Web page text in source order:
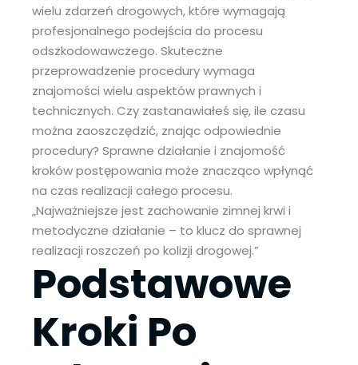
wielu zdarzeń drogowych, które wymagają
profesjonalnego podejścia do procesu
odszkodowawczego. Skuteczne
przeprowadzenie procedury wymaga
znajomości wielu aspektów prawnych i
technicznych. Czy zastanawiałeś się, ile czasu
można zaoszczędzić, znając odpowiednie
procedury? Sprawne działanie i znajomość
kroków postępowania może znacząco wpłynąć
na czas realizacji całego procesu.
„Najważniejsze jest zachowanie zimnej krwi i
metodyczne działanie – to klucz do sprawnej
realizacji roszczeń po kolizji drogowej.”
Podstawowe
Kroki Po